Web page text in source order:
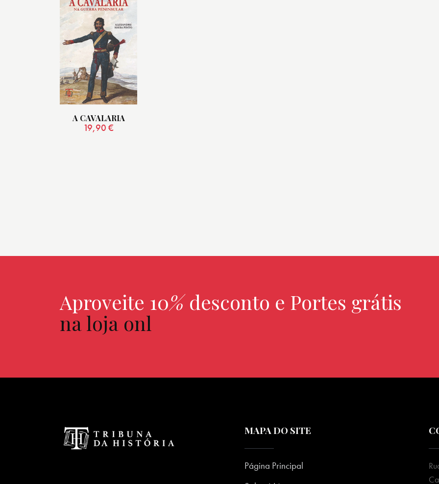
A CAVALARIA
19,90€
Aproveite 10%desconto e Portes grátis
na loja onl
MAPA DO SITE
Página Principal